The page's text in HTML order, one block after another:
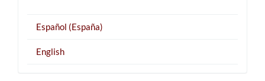
Español (España)
English